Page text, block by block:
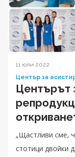
11 юли 2022
Център за
Центърът
„Щастливи сме,
стотици двойки